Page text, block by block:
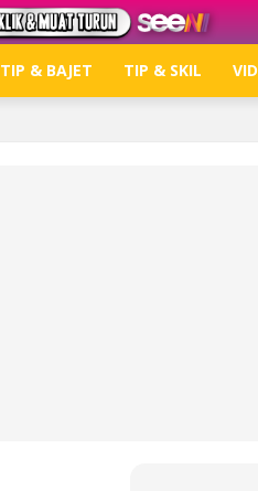
TIP & BAJET TIP & SKIL